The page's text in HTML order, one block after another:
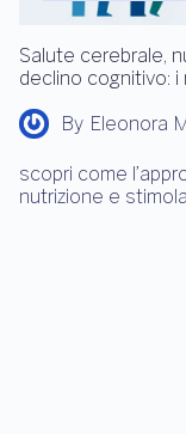
Salute cerebrale,
declino cognitivo:
By Eleonora
scopri come
nutrizione e